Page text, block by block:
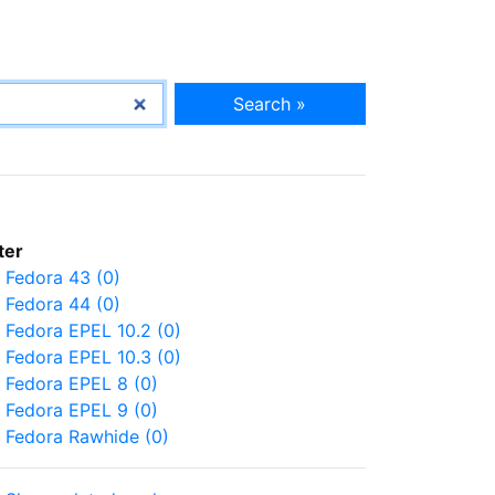
Search »
Fedora 43 (0)
Fedora 44 (0)
Fedora EPEL 10.2 (0)
Fedora EPEL 10.3 (0)
Fedora EPEL 8 (0)
Fedora EPEL 9 (0)
Fedora Rawhide (0)